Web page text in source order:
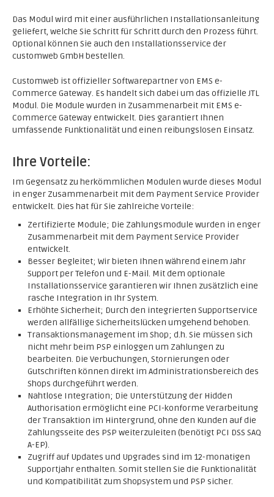
Das Modul wird mit einer ausführlichen Installationsanleitung
geliefert, welche Sie Schritt für Schritt durch den Prozess führt.
Optional können Sie auch den Installationsservice der
customweb GmbH bestellen.
Customweb ist offizieller Softwarepartner von EMS e-
Commerce Gateway. Es handelt sich dabei um das offizielle JTL
Modul. Die Module wurden in Zusammenarbeit mit EMS e-
Commerce Gateway entwickelt. Dies garantiert Ihnen
umfassende Funktionalität und einen reibungslosen Einsatz.
Ihre Vorteile:
Im Gegensatz zu herkömmlichen Modulen wurde dieses Modul
in enger Zusammenarbeit mit dem Payment Service Provider
entwickelt. Dies hat für Sie zahlreiche Vorteile:
Zertifizierte Module; Die Zahlungsmodule wurden in enger
Zusammenarbeit mit dem Payment Service Provider
entwickelt.
Besser Begleitet; Wir bieten Ihnen während einem Jahr
Support per Telefon und E-Mail. Mit dem optionale
Installationsservice garantieren wir Ihnen zusätzlich eine
rasche Integration in Ihr System.
Erhöhte Sicherheit; Durch den integrierten Supportservice
werden allfällige Sicherheitslücken umgehend behoben.
Transaktionsmanagement im Shop; d.h. Sie müssen sich
nicht mehr beim PSP einloggen um Zahlungen zu
bearbeiten. Die Verbuchungen, Stornierungen oder
Gutschriften können direkt im Administrationsbereich des
Shops durchgeführt werden.
Nahtlose Integration; Die Unterstützung der Hidden
Authorisation ermöglicht eine PCI-konforme Verarbeitung
der Transaktion im Hintergrund, ohne den Kunden auf die
Zahlungsseite des PSP weiterzuleiten (benötigt PCI DSS SAQ
A-EP).
Zugriff auf Updates und Upgrades sind im 12-monatigen
Supportjahr enthalten. Somit stellen Sie die Funktionalität
und Kompatibilität zum Shopsystem und PSP sicher.